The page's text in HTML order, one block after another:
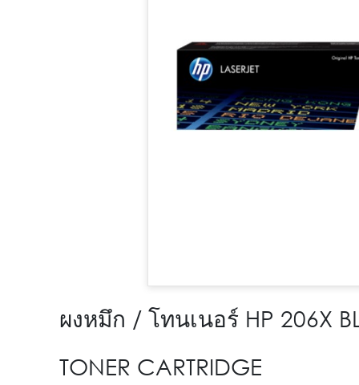
ผงหมึก / โทนเนอร์ HP 206X
TONER CARTRIDGE